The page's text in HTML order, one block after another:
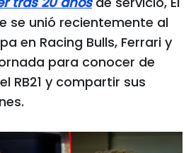
se unió recientemente al
en Racing Bulls, Ferrari y
para conocer de
RB21 y compartir sus